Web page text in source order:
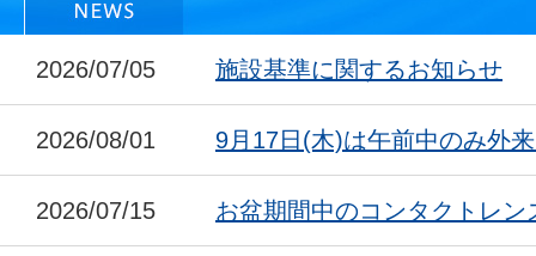
2026/07/05 施設基準に関するお知らせ
2026/08/01 9月17日(木)は午前中のみ外
2026/07/15 お盆期間中のコンタクトレン